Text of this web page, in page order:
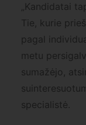
„Kandidatai
Tie, kurie
pagal
metu
sumažėjo,
specialistė.